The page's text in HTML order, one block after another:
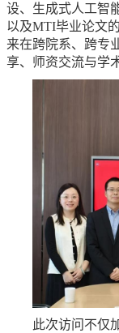
设、生成式人工智
以及MTI毕业论文
来在跨院系、跨专
享、师资交流与学
此次访问不仅